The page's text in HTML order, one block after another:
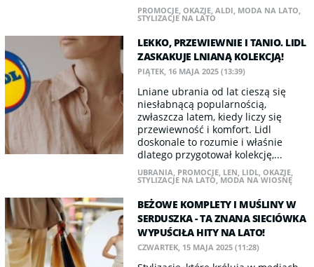
PROMOCJE,OKAZJE,ALDI, MODA NA LATO,
STYLIZACJE NA LATO
LEKKO, PRZEWIEWNIE I TANIO. LIDL
ZASKAKUJE LNIANĄ KOLEKCJĄ!
PIĄTEK, 16 MAJA 2025 (13:39)
Lniane ubrania od lat cieszą się
niesłabnącą popularnością,
zwłaszcza latem, kiedy liczy się
przewiewność i komfort. Lidl
doskonale to rozumie i właśnie
dlatego przygotował kolekcję,...
UBRANIA, PROMOCJE, LEN, LIDL,OKAZJE,
STYLIZACJE NA LATO,MODA NA WIOSNĘ
BEŻOWE KOMPLETY I MUŚLINY W
SERDUSZKA - TA ZNANA SIECIÓWKA
WYPUŚCIŁA HITY NA LATO!
CZWARTEK, 15 MAJA 2025 (11:28)